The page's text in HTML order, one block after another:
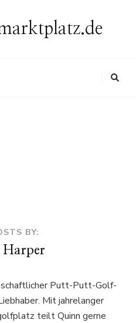
BY:
Harper
Putt-Putt-Golf-
Mit jahrelanger
teilt Quinn gerne